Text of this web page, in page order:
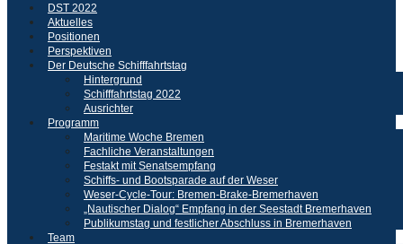
DST 2022
Aktuelles
Positionen
Perspektiven
Der Deutsche Schifffahrtstag
Hintergrund
Schifffahrtstag 2022
Ausrichter
Programm
Maritime Woche Bremen
Fachliche Veranstaltungen
Festakt mit Senatsempfang
Schiffs- und Bootsparade auf der Weser
Weser-Cycle-Tour: Bremen-Brake-Bremerhaven
„Nautischer Dialog“ Empfang in der Seestadt Bremerhaven
Publikumstag und festlicher Abschluss in Bremerhaven
Team